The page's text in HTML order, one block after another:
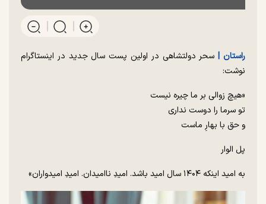
راستان | سحر دولتشاهی در اولین پست سال جدید در اینستاگرام
نوشت:
«هیچ زوالی بر ما چیره نیست
تو سرما را دوست نداری
و حق با بهارِ ماست
پل الوار
به امید اینکه ۱۴۰۴ سال امید باشد. امیدِ ناامیدان. امیدِ امیدواران»